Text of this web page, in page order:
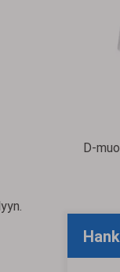
D-